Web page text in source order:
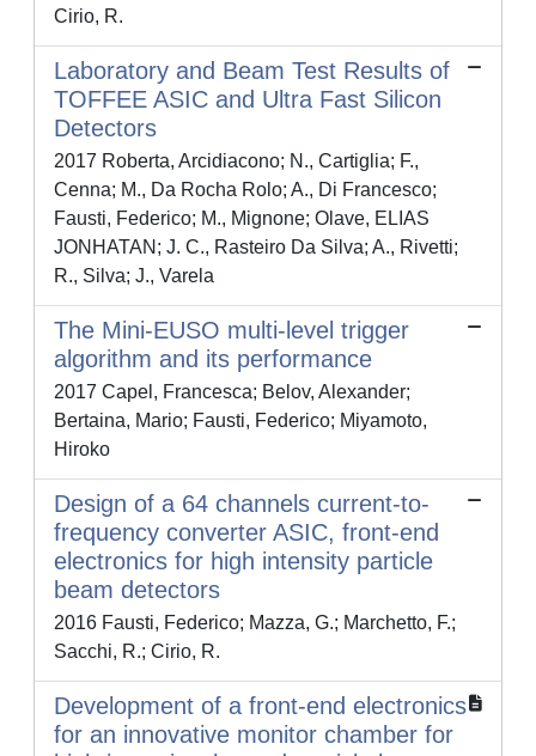
Cirio, R.
Laboratory and Beam Test Results of
TOFFEE ASIC and Ultra Fast Silicon
Detectors
2017 Roberta, Arcidiacono; N., Cartiglia; F.,
Cenna; M., Da Rocha Rolo; A., Di Francesco;
Fausti, Federico; M., Mignone; Olave, ELIAS
JONHATAN; J. C., Rasteiro Da Silva; A., Rivetti;
R., Silva; J., Varela
The Mini-EUSO multi-level trigger
algorithm and its performance
2017 Capel, Francesca; Belov, Alexander;
Bertaina, Mario; Fausti, Federico; Miyamoto,
Hiroko
Design of a 64 channels current-to-
frequency converter ASIC, front-end
electronics for high intensity particle
beam detectors
2016 Fausti, Federico; Mazza, G.; Marchetto, F.;
Sacchi, R.; Cirio, R.
Development of a front-end electronics
for an innovative monitor chamber for